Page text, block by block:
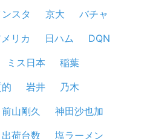
スタ 京大
バチャ
リカ 日ハム
DQN
ミス日本
稲葉
岩井
乃木
前山剛久
神田沙也加
出荷台数
塩ラーメン